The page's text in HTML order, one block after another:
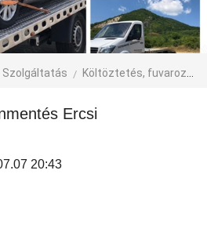
Szolgáltatás Költöztetés, fuvarozás, járműbérlés
Ercsi
20:43